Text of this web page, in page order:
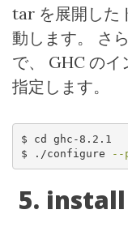
tar を展開した
動します。 さら
で、
GHC のイ
指定します。
$ cd ghc-8.2.1
$ ./configure --
5. install